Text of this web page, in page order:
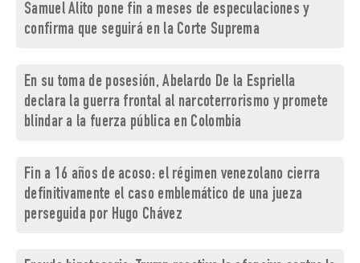
Samuel Alito pone fin a meses de especulaciones y
confirma que seguirá en la Corte Suprema
En su toma de posesión, Abelardo De la Espriella
declara la guerra frontal al narcoterrorismo y promete
blindar a la fuerza pública en Colombia
Fin a 16 años de acoso: el régimen venezolano cierra
definitivamente el caso emblemático de una jueza
perseguida por Hugo Chávez